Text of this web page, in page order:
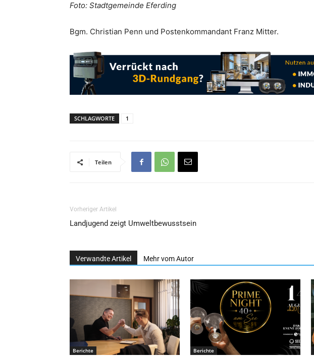
Foto: Stadtgemeinde Eferding
Bgm. Christian Penn und Postenkommandant Franz Mitter.
SCHLAGWORTE 1
Teilen
Vorheriger Artikel
Landjugend zeigt Umweltbewusstsein
Verwandte Artikel Mehr vom Autor
Berichte Berichte